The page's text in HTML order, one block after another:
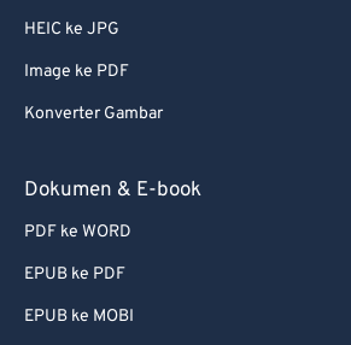
HEIC ke JPG
Image ke PDF
Konverter Gambar
Dokumen & E-book
PDF ke WORD
EPUB ke PDF
EPUB ke MOBI